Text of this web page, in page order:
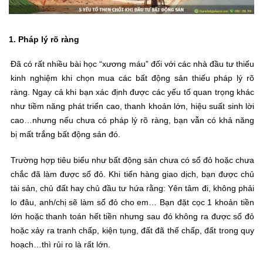
1. Pháp lý rõ ràng
Đã có rất nhiều bài học “xương máu” đối với các nhà đầu tư thiếu
kinh nghiệm khi chọn mua các bất động sản thiếu pháp lý rõ
ràng. Ngay cả khi bạn xác định được các yếu tố quan trọng khác
như tiềm năng phát triển cao, thanh khoản lớn, hiệu suất sinh lời
cao…nhưng nếu chưa có pháp lý rõ ràng, bạn vẫn có khả năng
bị mất trắng bất động sản đó.
Trường hợp tiêu biểu như bất động sản chưa có sổ đỏ hoặc chưa
chắc đã làm được sổ đỏ. Khi tiến hàng giao dịch, bạn được chủ
tài sản, chủ đất hay chủ đầu tư hứa rằng: Yên tâm đi, không phải
lo đâu, anh/chị sẽ làm sổ đỏ cho em… Bạn đặt cọc 1 khoản tiền
lớn hoặc thanh toán hết tiền nhưng sau đó không ra được sổ đỏ
hoặc xảy ra tranh chấp, kiện tụng, đất đã thế chấp, đất trong quy
hoạch…thì rủi ro là rất lớn.